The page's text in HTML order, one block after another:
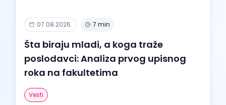
07.08.2026. 7 min
Šta biraju mladi, a koga traže
poslodavci: Analiza prvog upisnog
roka na fakultetima
Vesti